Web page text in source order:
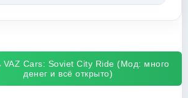
VAZ Cars: Soviet City Ride (Мод: много
денег и всё открыто)